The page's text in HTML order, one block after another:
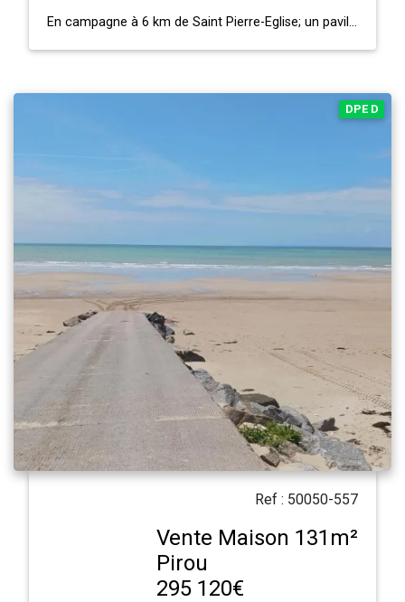
En campagne à 6 km de Saint Pierre-Eglise; un pavillon sur un agréable terrain …
DPE D
Ref : 50050-557
Vente Maison 131m²
Pirou
295 120€